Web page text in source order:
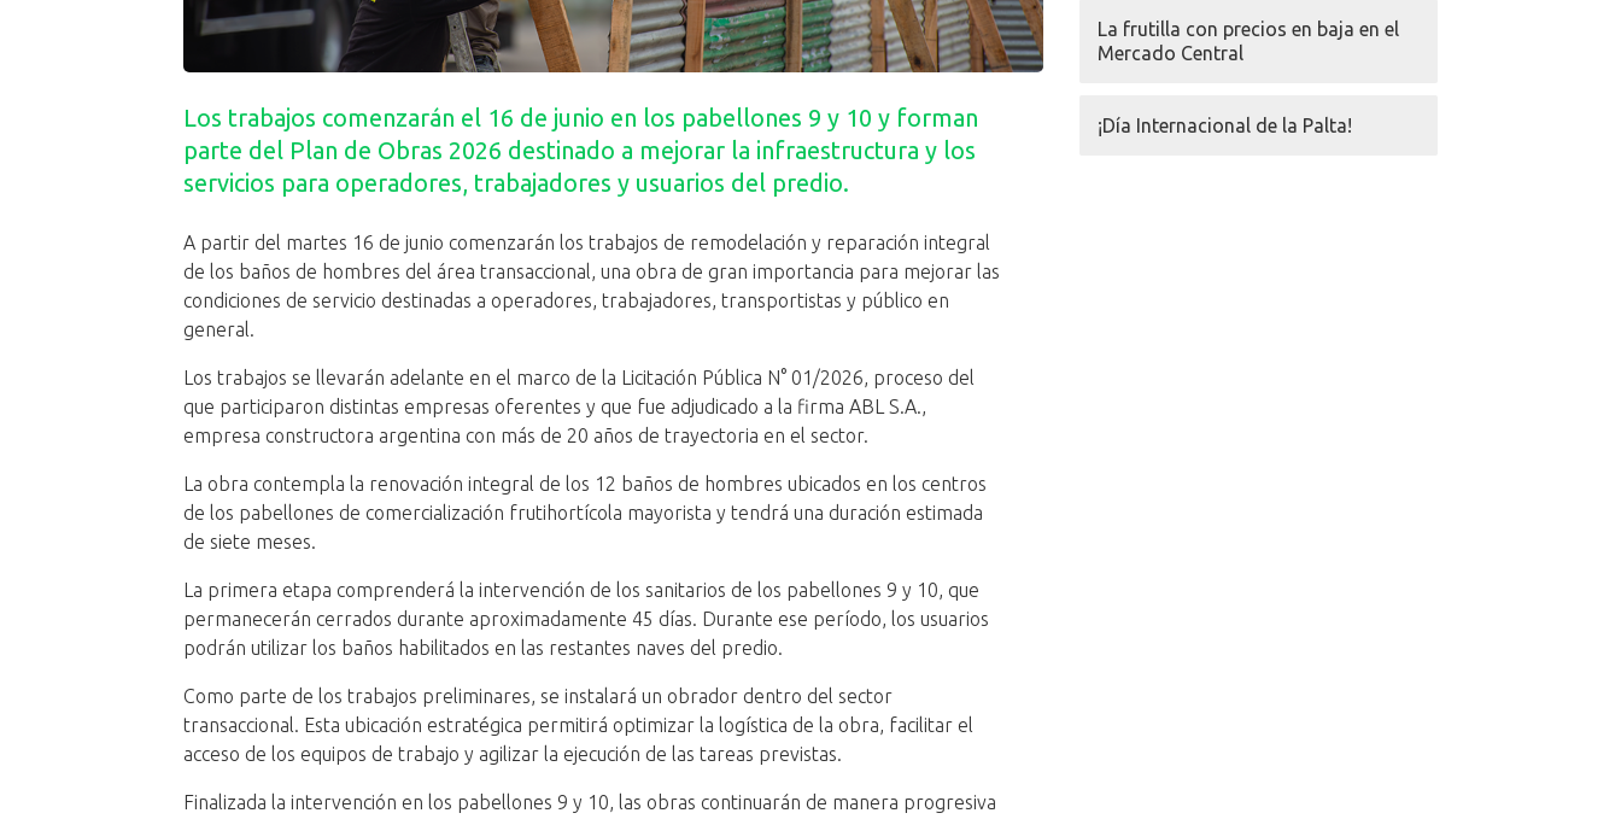
Los trabajos comenzarán el 16 de junio en los pabellones 9 y 10 y forman
parte del Plan de Obras 2026 destinado a mejorar la infraestructura y los
servicios para operadores, trabajadores y usuarios del predio.
A partir del martes 16 de junio comenzarán los trabajos de remodelación y reparación integral
de los baños de hombres del área transaccional, una obra de gran importancia para mejorar las
condiciones de servicio destinadas a operadores, trabajadores, transportistas y público en
general.
Los trabajos se llevarán adelante en el marco de la Licitación Pública N° 01/2026, proceso del
que participaron distintas empresas oferentes y que fue adjudicado a la firma ABL S.A.,
empresa constructora argentina con más de 20 años de trayectoria en el sector.
La obra contempla la renovación integral de los 12 baños de hombres ubicados en los centros
de los pabellones de comercialización frutihortícola mayorista y tendrá una duración estimada
de siete meses.
La primera etapa comprenderá la intervención de los sanitarios de los pabellones 9 y 10, que
permanecerán cerrados durante aproximadamente 45 días. Durante ese período, los usuarios
podrán utilizar los baños habilitados en las restantes naves del predio.
Como parte de los trabajos preliminares, se instalará un obrador dentro del sector
transaccional. Esta ubicación estratégica permitirá optimizar la logística de la obra, facilitar el
acceso de los equipos de trabajo y agilizar la ejecución de las tareas previstas.
Finalizada la intervención en los pabellones 9 y 10, las obras continuarán de manera progresiva
La frutilla con precios en baja en el
Mercado Central
¡Día Internacional de la Palta!